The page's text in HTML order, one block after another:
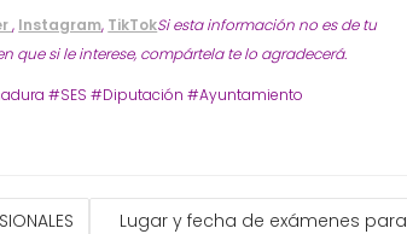
, Instagram, TikTokSi esta información no es de tu
que si le interese, compártela te lo agradecerá.
#SES #Diputación #Ayuntamiento
Lugar y fecha de exámenes para